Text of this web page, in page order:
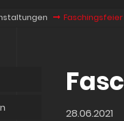
Faschingsfeier
28.06.2021